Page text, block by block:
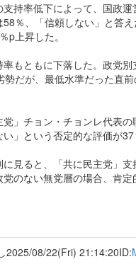
支持率低下によって、国政
58％、「信頼しない」と答
p上昇した。
もともに下落した。政党
勢だが、最低水準だった直
党」チョン・チョンレ代表
」という否定的な評価が37
に見ると、「共に民主党」
党のない無党層の場合、肯
2025/08/22(Fri) 21:14:20ID: